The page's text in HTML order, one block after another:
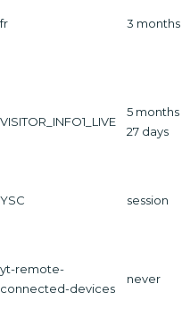
fr 3 months
VISITOR_INFO1_LIVE
5 months
27 days
YSC session
yt-remote-
connected-devices
never